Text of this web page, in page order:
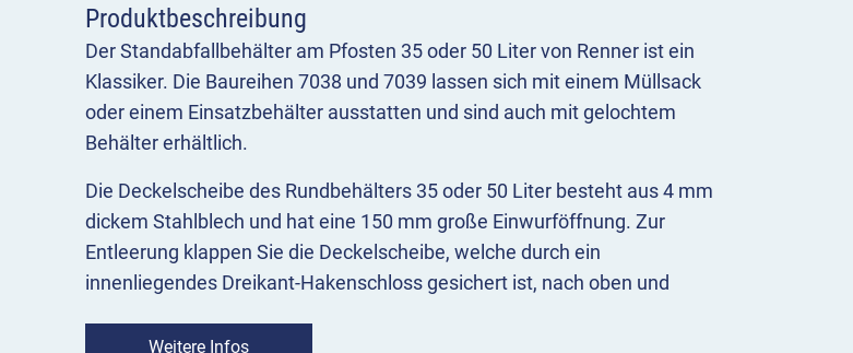
Produktbeschreibung
Der Standabfallbehälter am Pfosten 35 oder 50 Liter von Renner ist ein
Klassiker. Die Baureihen 7038 und 7039 lassen sich mit einem Müllsack
oder einem Einsatzbehälter ausstatten und sind auch mit gelochtem
Behälter erhältlich.
Die Deckelscheibe des Rundbehälters 35 oder 50 Liter besteht aus 4 mm
dickem Stahlblech und hat eine 150 mm große Einwurföffnung. Zur
Entleerung klappen Sie die Deckelscheibe, welche durch ein
innenliegendes Dreikant-Hakenschloss gesichert ist, nach oben und
Weitere Infos